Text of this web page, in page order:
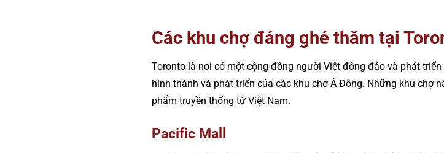
Các khu chợ đáng ghé thăm tại
Toronto là nơi có một cộng đồng người Việt đông đảo và phát
hình thành và phát triển của các khu chợ Á Đông. Những khu chợ
phẩm truyền thống từ Việt Nam.
Pacific Mall